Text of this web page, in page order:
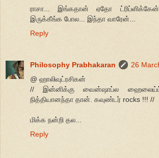
ராசா... இங்கதான் ஏதோ
இருக்கீங்க போல... இந்தா வாரேன்...
Reply
Philosophy Prabhakaran
26
@ ஹாலிவுட்ரசிகன்
// இன்னிக்கு வைன்ஷாப்ல
நித்தியானந்தா தான். கவுண்டர் rocks !!! //
மிக்க நன்றி தல...
Reply